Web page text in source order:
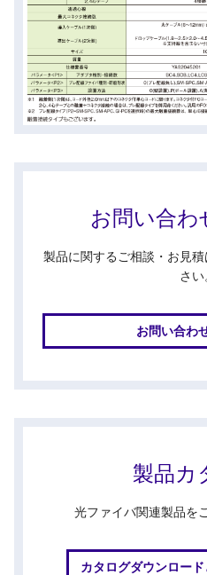
お問い合わ
製品に関するご相談・お見
さい
お問い合わ
製品カ
光ファイバ関連製品を
カタログダウンロー